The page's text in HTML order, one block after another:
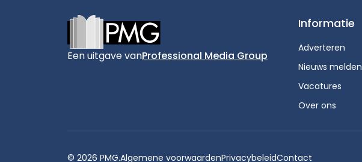
Een uitgave vanProfessional Media Group
Informatie
Adverteren
Nieuws melden
Vacatures
Over ons
© 2026 PMG.Algemene voorwaardenPrivacybeleidContact